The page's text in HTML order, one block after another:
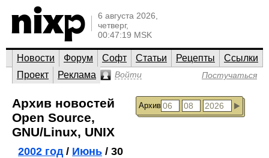
6 августа 2026,
четверг,
00:47:19 MSK
Новости Форум Софт Статьи Рецепты
Ссылки
Проект
Реклама Войти Постучаться
Архив
Архив новостей
Open Source,
GNU/Linux, UNIX
2002 год/ Июнь / 30